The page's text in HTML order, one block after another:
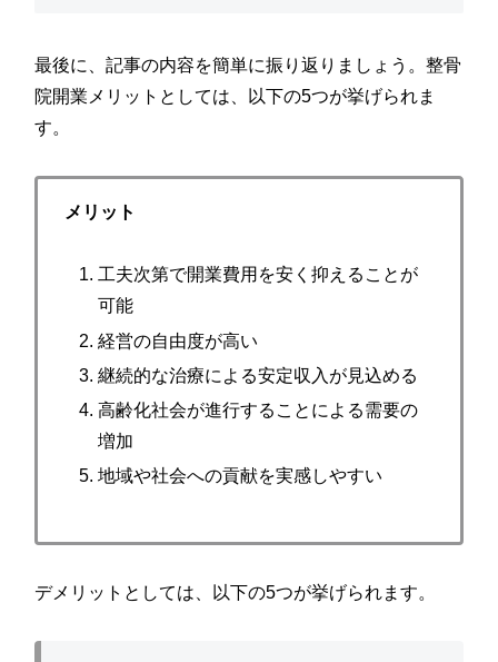
最後に、記事の内容を簡単に振り返りましょう。整骨
院開業メリットとしては、以下の5つが挙げられま
す。
メリット
工夫次第で開業費用を安く抑えることが
可能
経営の自由度が高い
継続的な治療による安定収入が見込める
高齢化社会が進行することによる需要の
増加
地域や社会への貢献を実感しやすい
デメリットとしては、以下の5つが挙げられます。